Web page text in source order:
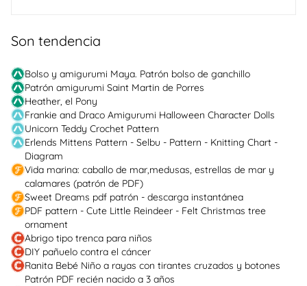
Son tendencia
Bolso y amigurumi Maya. Patrón bolso de ganchillo
Patrón amigurumi Saint Martin de Porres
Heather, el Pony
Frankie and Draco Amigurumi Halloween Character Dolls
Unicorn Teddy Crochet Pattern
Erlends Mittens Pattern - Selbu - Pattern - Knitting Chart -
Diagram
Vida marina: caballo de mar,medusas, estrellas de mar y
calamares (patrón de PDF)
Sweet Dreams pdf patrón - descarga instantánea
PDF pattern - Cute Little Reindeer - Felt Christmas tree
ornament
Abrigo tipo trenca para niños
DIY pañuelo contra el cáncer
Ranita Bebé Niño a rayas con tirantes cruzados y botones
Patrón PDF recién nacido a 3 años